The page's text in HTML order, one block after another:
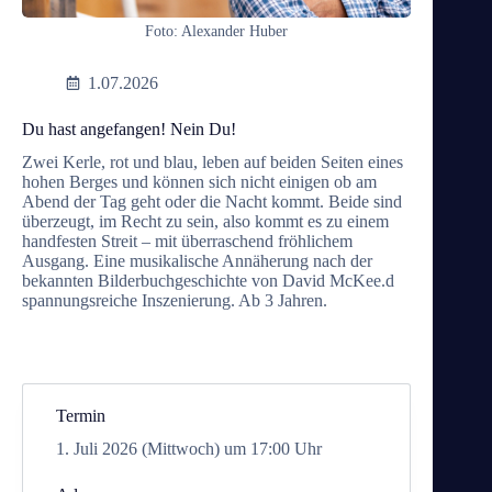
Foto: Alexander Huber
1.07.2026
Du hast angefangen! Nein Du!
Zwei Kerle, rot und blau, leben auf beiden Seiten eines
hohen Berges und können sich nicht einigen ob am
Abend der Tag geht oder die Nacht kommt. Beide sind
überzeugt, im Recht zu sein, also kommt es zu einem
handfesten Streit – mit überraschend fröhlichem
Ausgang. Eine musikalische Annäherung nach der
bekannten Bilderbuchgeschichte von David McKee.d
spannungsreiche Inszenierung. Ab 3 Jahren.
Termin
1. Juli 2026 (Mittwoch) um 17:00 Uhr